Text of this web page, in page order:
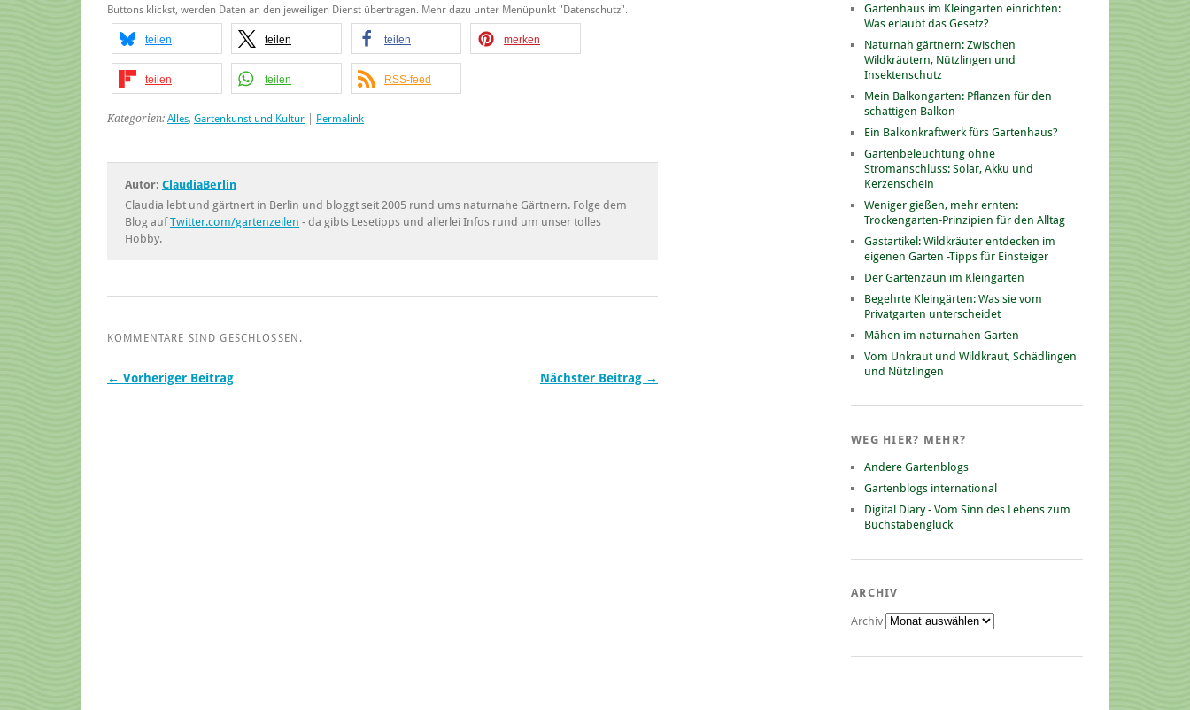
Buttons klickst, werden Daten an den jeweiligen Dienst übertragen. Mehr dazu unter Menüpunkt "Datenschutz".
teilen teilen teilen merken
teilen teilen RSS-feed
Kategorien: Alles, Gartenkunst und Kultur Permalink
Autor: ClaudiaBerlin
Claudia lebt und gärtnert in Berlin und bloggt seit 2005 rund ums naturnahe Gärtnern. Folge dem
Blog aufTwitter.com/gartenzeilen - da gibts Lesetipps und allerlei Infos rund um unser tolles
Hobby.
KOMMENTARE SIND GESCHLOSSEN.
← Vorheriger Beitrag Nächster Beitrag →
Gartenhaus im Kleingarten einrichten:
Was erlaubt das Gesetz?
Naturnah gärtnern: Zwischen
Wildkräutern, Nützlingen und
Insektenschutz
Mein Balkongarten: Pflanzen für den
schattigen Balkon
Ein Balkonkraftwerk fürs Gartenhaus?
Gartenbeleuchtung ohne
Stromanschluss: Solar, Akku und
Kerzenschein
Weniger gießen, mehr ernten:
Trockengarten-Prinzipien für den Alltag
Gastartikel: Wildkräuter entdecken im
eigenen Garten -Tipps für Einsteiger
Der Gartenzaun im Kleingarten
Begehrte Kleingärten: Was sie vom
Privatgarten unterscheidet
Mähen im naturnahen Garten
Vom Unkraut und Wildkraut, Schädlingen
und Nützlingen
WEG HIER? MEHR?
Andere Gartenblogs
Gartenblogs international
Digital Diary - Vom Sinn des Lebens zum
Buchstabenglück
ARCHIV
Archiv